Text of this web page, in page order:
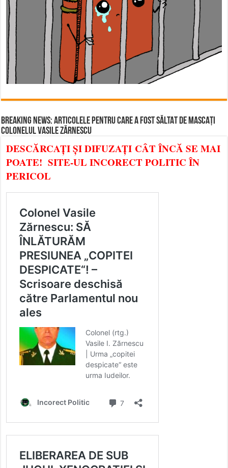
BREAKING NEWS: ARTICOLELE PENTRU CARE A FOST SĂLTAT DE MASCAȚI
COLONELUL VASILE ZĂRNESCU
DESCĂRCAȚI ȘI DIFUZAȚI CÂT ÎNCĂ SE MAI
POATE! SITE-UL INCORECT POLITIC ÎN
PERICOL